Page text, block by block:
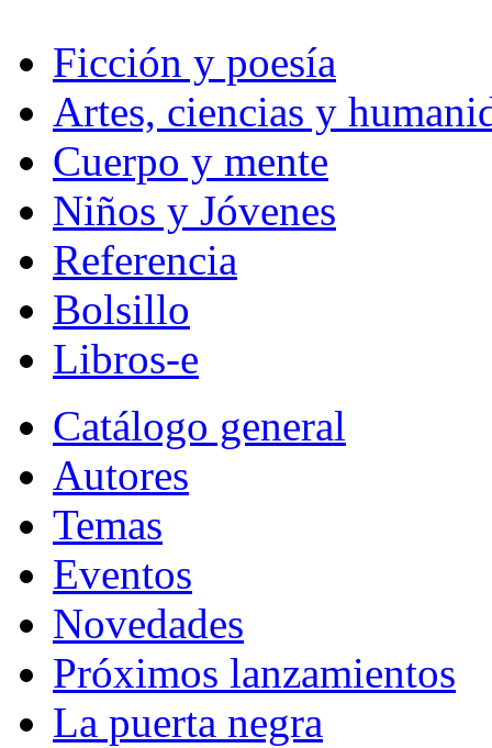
Ficción y poesía
Artes, ciencias y
Cuerpo y mente
Niños y Jóvenes
Referencia
Bolsillo
Libros-e
Catálogo general
Autores
Temas
Eventos
Novedades
Próximos lanzamientos
La puerta negra